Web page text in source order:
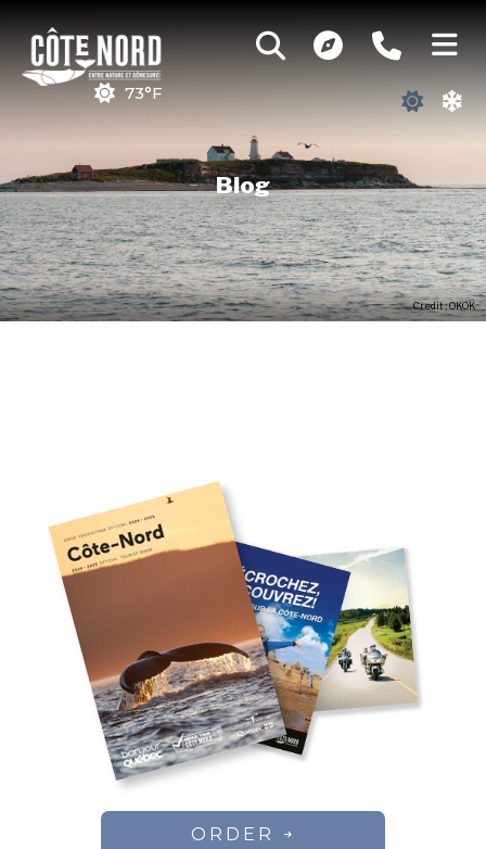
73°F
Blog
Credit : OKOK
ORDER